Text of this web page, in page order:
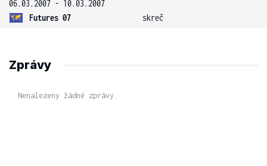
06.03.2007 - 10.03.2007
Futures 07
skreč
Zprávy
Nenalezeny žádné zprávy.